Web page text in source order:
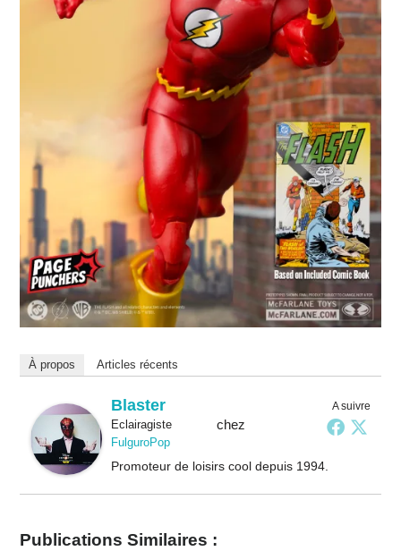
À propos Articles récents
A suivre
Blaster
Eclairagistechez
FulguroPop
Promoteur de loisirs cool depuis 1994.
Publications Similaires :